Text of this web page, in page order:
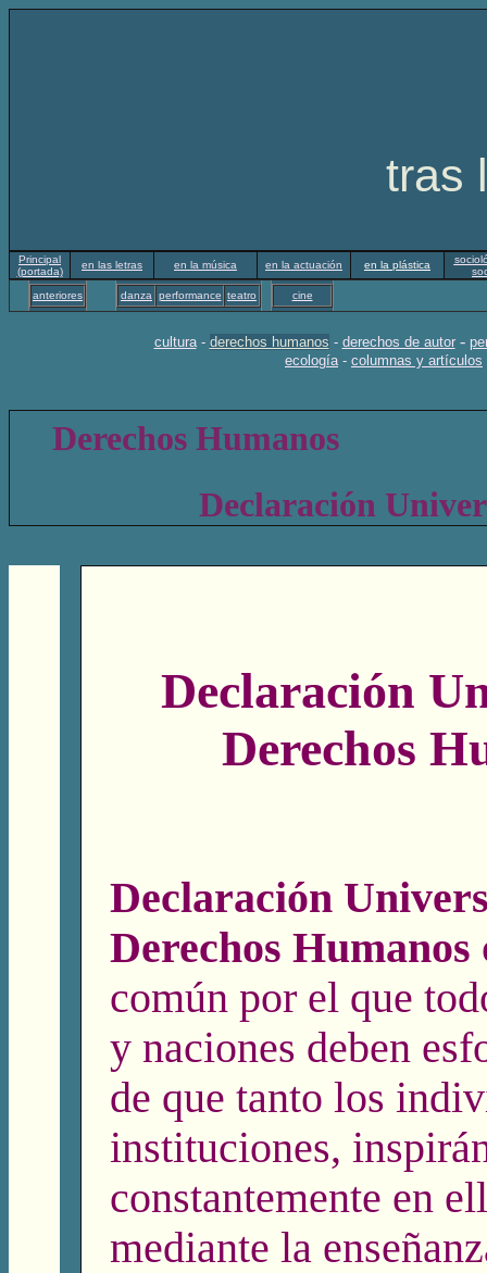
tras
Principal
(portada)
en las letras en la música en la actuación en la plástica
anteriores
danza performance teatro cine
cultura- derechos humanos - derechos de autor-
ecología- columnas y artículos
Derechos Humanos
Declaración
Declaración
Derechos
Declaración
Derechos Humanos
común por el que
y naciones deben
de que tanto los
instituciones,
constantemente en
mediante la